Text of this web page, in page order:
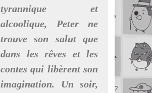
tyrannique et
alcoolique, Peter ne
trouve son salut que
dans les rêves et les
contes qui libèrent son
imagination. Un soir,